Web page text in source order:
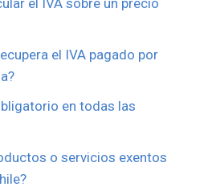
el IVA sobre un precio
el IVA pagado por
en todas las
o servicios exentos